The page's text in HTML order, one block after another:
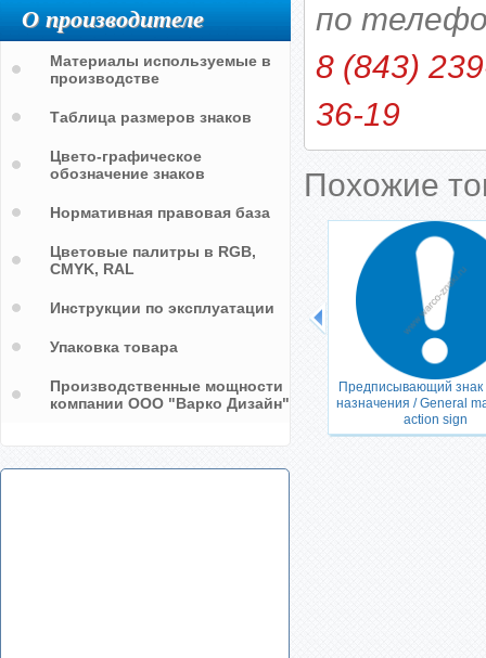
по
8 (843)
36-19
Похожие
Храните в недоступном для
детей месте / Keep out of reach of
Предписывающий знак
назначения / General
action sign
О производителе
Материалы используемые в
производстве
Таблица размеров знаков
Цвето-графическое
обозначение знаков
Нормативная правовая база
Цветовые палитры в RGB,
CMYK, RAL
Инструкции по эксплуатации
Упаковка товара
Производственные мощности
компании ООО "Варко Дизайн"